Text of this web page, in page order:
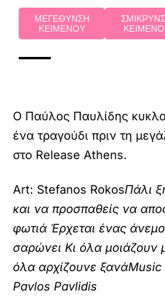
ΜΕΓΕΘΥΝΣΗ
ΚΕΙΜΕΝΟΥ
Ο Παύλος Παυλίδης
ένα τραγούδι πριν τη
στο Release Athens.
Art: Stefanos RokosΠάλι
και να προσπαθείς να
φωτιά Έρχεται ένας
σαρώνει Κι όλα μοιάζουν
όλα αρχίζουνε
Pavlos Pavlidis